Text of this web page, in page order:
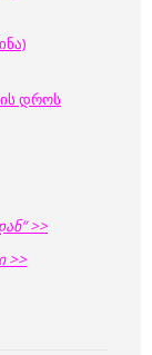
დროს
>>
>>